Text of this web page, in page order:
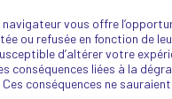
vous offre
ou refusée en fonction de
d’altérer votre
conséquences liées à la
conséquences ne